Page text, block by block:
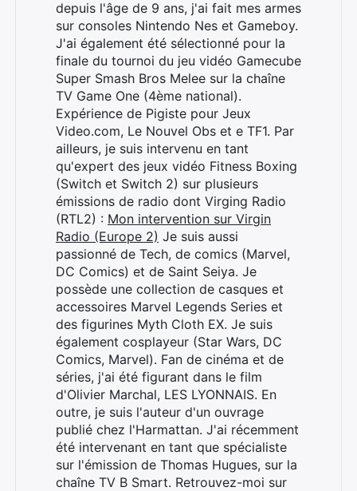
depuis l'âge de 9 ans, j'ai fait mes armes
sur consoles Nintendo Nes et Gameboy.
J'ai également été sélectionné pour la
finale du tournoi du jeu vidéo Gamecube
Super Smash Bros Melee sur la chaîne
TV Game One (4ème national).
Expérience de Pigiste pour Jeux
Video.com, Le Nouvel Obs et e TF1. Par
ailleurs, je suis intervenu en tant
qu'expert des jeux vidéo Fitness Boxing
(Switch et Switch 2) sur plusieurs
émissions de radio dont Virging Radio
(RTL2) : Mon intervention sur Virgin
Radio (Europe 2) Je suis aussi
passionné de Tech, de comics (Marvel,
DC Comics) et de Saint Seiya. Je
possède une collection de casques et
accessoires Marvel Legends Series et
des figurines Myth Cloth EX. Je suis
également cosplayeur (Star Wars, DC
Comics, Marvel). Fan de cinéma et de
séries, j'ai été figurant dans le film
d'Olivier Marchal, LES LYONNAIS. En
outre, je suis l'auteur d'un ouvrage
publié chez l'Harmattan. J'ai récemment
été intervenant en tant que spécialiste
sur l'émission de Thomas Hugues, sur la
chaîne TV B Smart. Retrouvez-moi sur
Rechercher
: